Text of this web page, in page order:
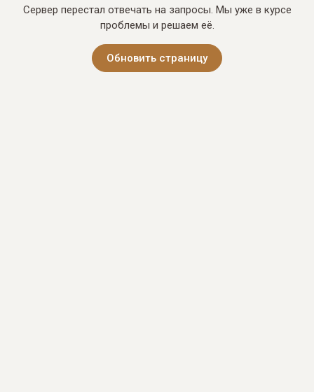
Сервер перестал отвечать на запросы. Мы уже в курсе
проблемы и решаем её.
Обновить страницу